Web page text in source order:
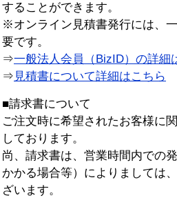
することができます。
※オンライン見積書発行には、
要です。
⇒一般法人会員（BizID）の詳細
⇒ 見積書について詳細はこちら
■請求書について
ご注文時に希望されたお客様に
しております。
尚、請求書は、営業時間内での
かかる場合等）によりましては
ざいます。